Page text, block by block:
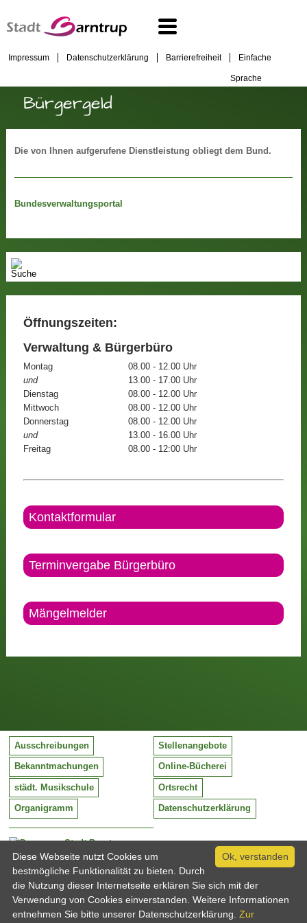
Impressum Datenschutzerklärung Barrierefreiheit Einfache
Sprache
Bürgergeld
Die von Ihnen aufgerufene Dienstleistung obliegt dem Bund.
Bundesverwaltungsportal
Öffnungszeiten:
Verwaltung & Bürgerbüro
Montag
08.00 - 12.00 Uhr
und
13.00 - 17.00 Uhr
Dienstag
08.00 - 12.00 Uhr
Mittwoch
08.00 - 12.00 Uhr
Donnerstag
08.00 - 12.00 Uhr
und
13.00 - 16.00 Uhr
Freitag
08.00 - 12:00 Uhr
Kontaktformular
Terminvergabe Bürgerbüro
Mängelmelder
Stadt Barntrup
Mittelstraße 38
32683 Barntrup
Tel:
Email:
05263 / 409-0
info@barntrup.de
Ausschreibungen Stellenangebote
Bekanntmachungen Online-Bücherei
städt. Musikschule Ortsrecht
Organigramm Datenschutzerklärung
Ok, verstanden
Diese Webseite nutzt Cookies um
bestmögliche Funktionalität zu bieten. Durch
die Nutzung dieser Internetseite erklären Sie sich mit der
Verwendung von Cookies einverstanden. Weitere Informationen
entnehmen Sie bitte unserer Datenschutzerklärung. Zur